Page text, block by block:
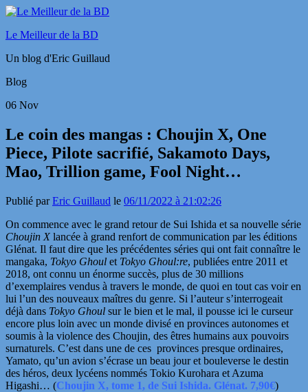
Le Meilleur de la BD
Un blog d'Eric Guillaud
Blog
06 Nov
Le coin des mangas : Choujin X, One
Piece, Pilote sacrifié, Sakamoto Days,
Mao, Trillion game, Fool Night…
Publié parEric Guillaud le 06/11/2022 à 21:02:26
On commence avec le grand retour de Sui Ishida et sa nouvelle série
Choujin Xlancée à grand renfort de communication par les éditions
Glénat. Il faut dire que les précédentes séries qui ont fait connaître le
mangaka, Tokyo Ghoul et Tokyo Ghoul:re, publiées entre 2011 et
2018, ont connu un énorme succès, plus de 30 millions
d’exemplaires vendus à travers le monde, de quoi en tout cas voir en
lui l’un des nouveaux maîtres du genre. Si l’auteur s’interrogeait
déjà dans Tokyo Ghoul sur le bien et le mal, il pousse ici le curseur
encore plus loin avec un monde divisé en provinces autonomes et
soumis à la violence des Choujin, des êtres humains aux pouvoirs
surnaturels. C’est dans une de ces provinces presque ordinaires,
Yamato, qu’un avion s’écrase un beau jour et bouleverse le destin
des héros, deux lycéens nommés Tokio Kurohara et Azuma
Higashi… (Choujin X, tome 1, de Sui Ishida. Glénat. 7,90€)